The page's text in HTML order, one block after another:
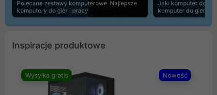
Polecane zestawy komputerowe. Najlepsze
komputery do gier i pracy
Jaki komputer do
komputer do gier |
Inspiracje produktowe
Wysyłka gratis Nowość